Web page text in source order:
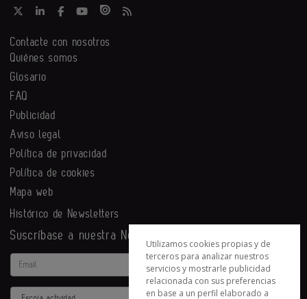
Contacte con nosotros
Quiénes somos
Glosario
FAQ
Publicidad
Aviso legal
Política de privacidad
Política de cookies
Mapa web
Histórico de Newsletters
Suscríbase a nuestra Newsletter
Email
Actividad
Utilizamos cookies propias y de
terceros para analizar nuestros
servicios y mostrarle publicidad
relacionada con sus preferencias
en base a un perfil elaborado a